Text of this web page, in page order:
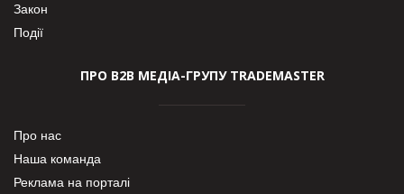
Закон
Події
ПРО В2В МЕДІА-ГРУПУ TRADEMASTER
Про нас
Наша команда
Реклама на порталі